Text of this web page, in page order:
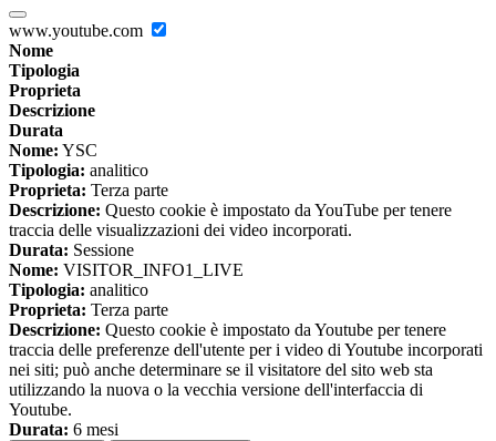
www.youtube.com
Nome
Tipologia
Proprieta
Descrizione
Durata
Nome: YSC
Tipologia: analitico
Proprieta: Terza parte
Descrizione: Questo cookie è impostato da YouTube per tenere
traccia delle visualizzazioni dei video incorporati.
Durata: Sessione
Nome: VISITOR_INFO1_LIVE
Tipologia: analitico
Proprieta: Terza parte
Descrizione: Questo cookie è impostato da Youtube per tenere
traccia delle preferenze dell'utente per i video di Youtube incorporati
nei siti; può anche determinare se il visitatore del sito web sta
utilizzando la nuova o la vecchia versione dell'interfaccia di
Youtube.
Durata: 6 mesi